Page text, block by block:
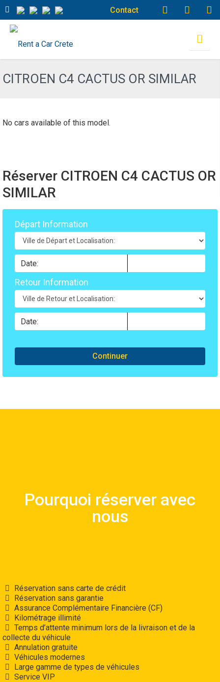
Contact
CITROEN C4 CACTUS OR SIMILAR
No cars available of this model.
Réserver CITROEN C4 CACTUS OR
SIMILAR
Départ Information
Retour Information
Continuer
Pourquoi réserver avec
nous
compagnie
Réservation sans carte de crédit
Réservation sans garantie
Assurance Complémentaire Financière (CF)
Kilométrage illimité
Temps d’attente minimum lors de la livraison et de la
collecte du véhicule
Annulation gratuite
Véhicules modernes
Large gamme de types de véhicules
Service VIP